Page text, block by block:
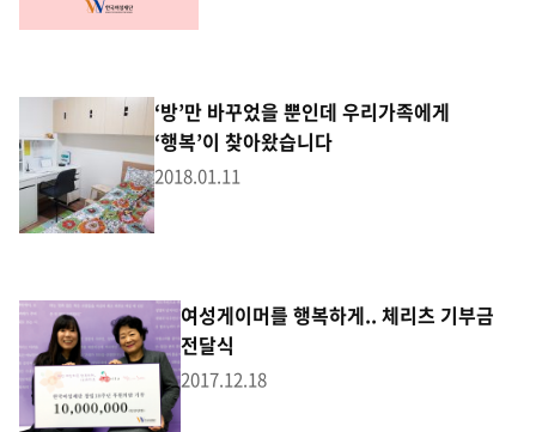
‘방’만 바꾸었을 뿐인데 우리가족에게
‘행복’이 찾아왔습니다
2018.01.11
여성게이머를 행복하게.. 체리츠 기부금
전달식
2017.12.18